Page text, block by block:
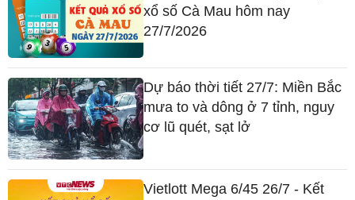
xổ số Cà Mau hôm nay
27/7/2026
Dự báo thời tiết 27/7: Miền Bắc
mưa to và dông ở 7 tỉnh, nguy
cơ lũ quét, sạt lở
Vietlott Mega 6/45 26/7 - Kết